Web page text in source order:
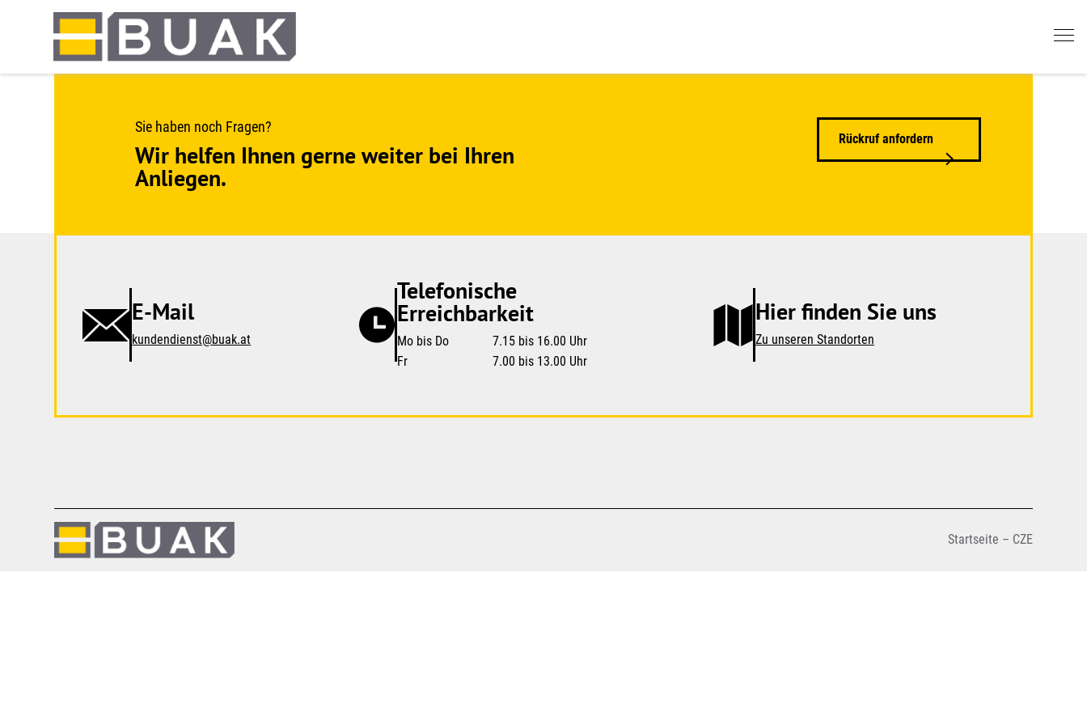
Sie haben noch Fragen?
Wir helfen Ihnen gerne weiter bei Ihren
Anliegen.
Rückruf anfordern
E-Mail
kundendienst@buak.at
Telefonische
Erreichbarkeit
Mo bis Do
7.15 bis 16.00 Uhr
Fr
7.00 bis 13.00 Uhr
Hier finden Sie uns
Zu unseren Standorten
Startseite – CZE